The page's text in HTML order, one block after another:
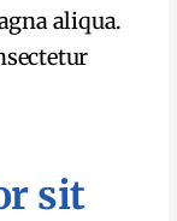
aliqua.
sit